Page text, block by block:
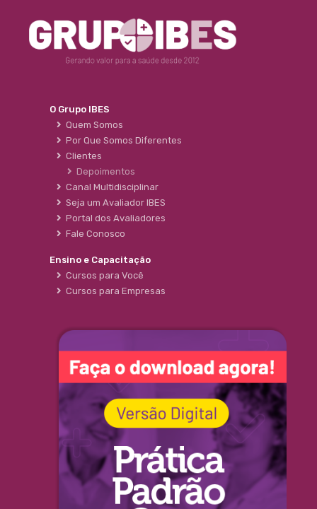
O Grupo IBES
Quem Somos
Por Que Somos Diferentes
Clientes
Depoimentos
Canal Multidisciplinar
Seja um Avaliador IBES
Portal dos Avaliadores
Fale Conosco
Ensino e Capacitação
Cursos para Você
Cursos para Empresas